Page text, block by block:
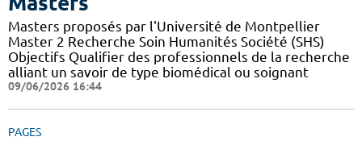
Masters proposés par l'Université de Montpellier
Master 2 Recherche Soin Humanités Société (SHS)
Objectifs Qualifier des professionnels de la recherche
alliant un savoir de type biomédical ou soignant
09/06/2026 16:44
PAGES